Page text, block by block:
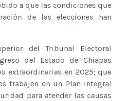
a que las condiciones que
de las elecciones han
del Tribunal Electoral
del Estado de Chiapas
extraordinarias en 2025; que
trabajen en un Plan Integral
para atender las causas